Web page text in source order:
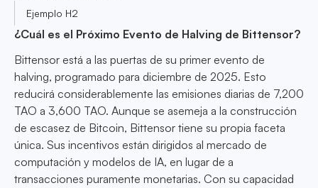
Ejemplo H2
¿Cuál es el Próximo Evento de Halving de Bittensor?
Bittensor está a las puertas de su primer evento de
halving, programado para diciembre de 2025. Esto
reducirá considerablemente las emisiones diarias de 7,200
TAO a 3,600 TAO. Aunque se asemeja a la construcción
de escasez de Bitcoin, Bittensor tiene su propia faceta
única. Sus incentivos están dirigidos al mercado de
computación y modelos de IA, en lugar de a
transacciones puramente monetarias. Con su capacidad